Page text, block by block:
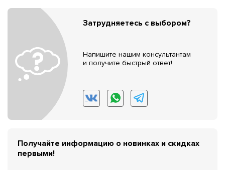
Затрудняетесь с выбором?
Напишите нашим консультантам
и получите быстрый ответ!
Получайте информацию о новинках и скидках
первыми!